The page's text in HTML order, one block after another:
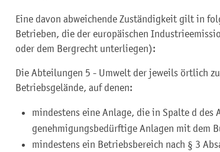
Eine davon abweichende Zuständigkeit gilt in
Betrieben, die der europäischen
oder dem Bergrecht unterliegen):
Die Abteilungen 5 - Umwelt der jeweils örtlich
Betriebsgelände, auf denen:
mindestens eine Anlage, die in Spalte d des
genehmigungsbedürftige Anlagen mit dem
mindestens ein Betriebsbereich nach § 3